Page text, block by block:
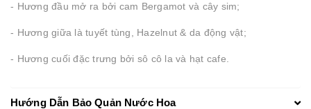
- Hương đầu mở ra bởi cam Bergamot và cây sim;
- Hương giữa là tuyết tùng, Hazelnut & da động vật;
- Hương cuối đặc trưng bởi sô cô la và hạt cafe.
Hướng Dẫn Bảo Quản Nước Hoa